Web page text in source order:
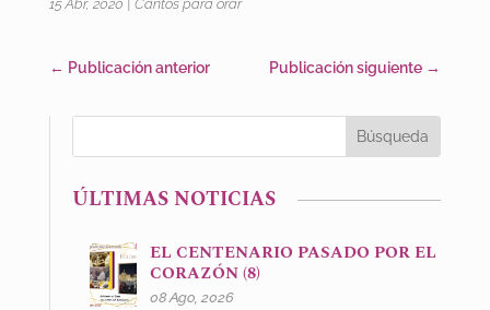
15 Abr, 2020 Cantos para orar
← Publicación anterior Publicación siguiente →
ÚLTIMAS NOTICIAS
EL CENTENARIO PASADO POR EL
CORAZÓN (8)
08 Ago, 2026